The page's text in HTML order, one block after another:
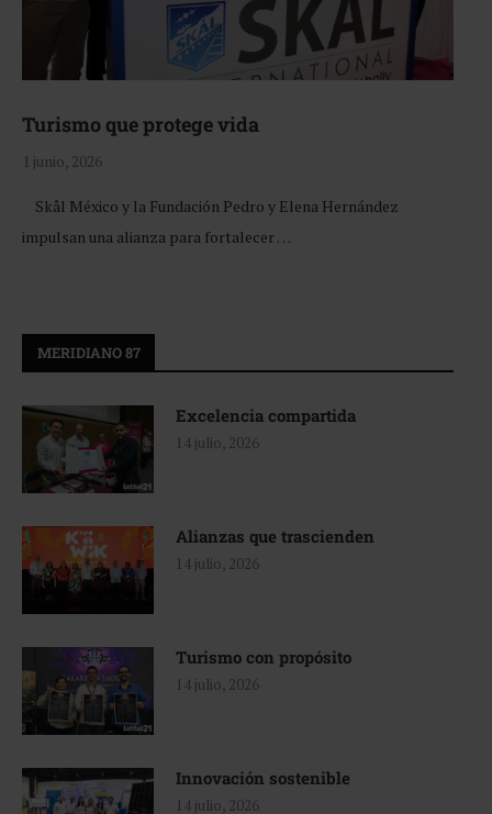
Turismo que protege vida
1 junio, 2026
Skål México y la Fundación Pedro y Elena Hernández
impulsan una alianza para fortalecer …
MERIDIANO 87
Excelencia compartida
14 julio, 2026
Alianzas que trascienden
14 julio, 2026
Turismo con propósito
14 julio, 2026
Innovación sostenible
14 julio, 2026